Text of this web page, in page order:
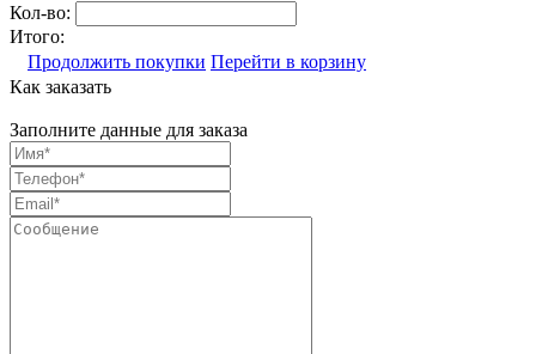
Кол-во:
Итого:
Продолжить покупки Перейти в корзину
Как заказать
Заполните данные для заказа